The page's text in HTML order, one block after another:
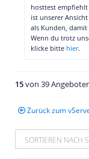
hosttest empfiehlt
ist unserer
als Kunden, damit
Wenn du trotz
klicke bitte hier.
15von 39
Zurück zum
SORTIEREN NACH